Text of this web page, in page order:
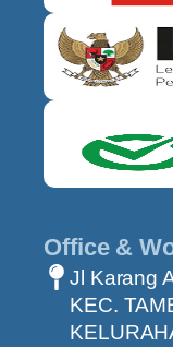
Office &
Jl Karang
KEC.